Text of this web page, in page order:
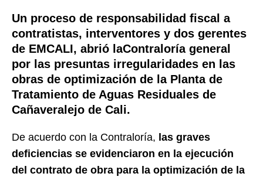
Un proceso de responsabilidad fiscal a
contratistas, interventores y dos gerentes
de EMCALI, abrió laContraloría general
por las presuntas irregularidades en las
obras de optimización de la Planta de
Tratamiento de Aguas Residuales de
Cañaveralejo de Cali.
De acuerdo con la Contraloría, las graves
deficiencias se evidenciaron en la ejecución
del contrato de obra para la optimización de la